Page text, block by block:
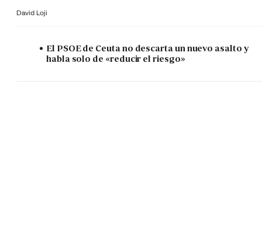
David Loji
El PSOE de Ceuta no descarta un nuevo asalto y
habla solo de «reducir el riesgo»